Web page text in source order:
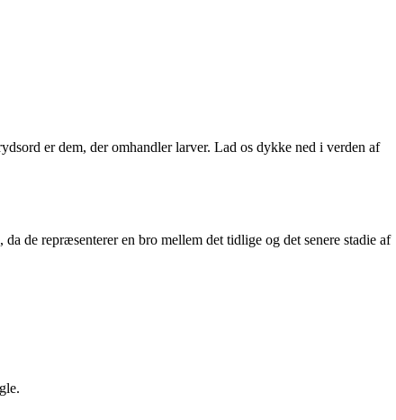
er dem, der omhandler larver. Lad os dykke ned i verden af
de repræsenterer en bro mellem det tidlige og det senere stadie af